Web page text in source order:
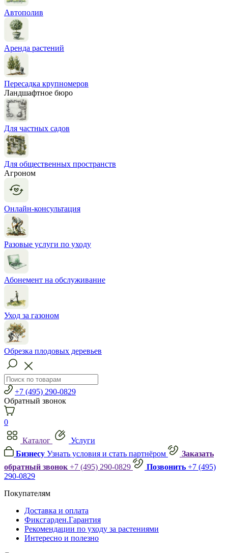
Автополив
Аренда растений
Пересадка крупномеров
Ландшафтное бюро
Для частных садов
Для общественных пространств
Агроном
Онлайн-консультация
Разовые услуги по уходу
Абонемент на обслуживание
Уход за газоном
Обрезка плодовых деревьев
+7 (495) 290-0829
Обратный звонок
0
Каталог
Услуги
Бизнесу Узнать условия и стать партнёром
Заказать
обратный звонок +7 (495) 290-0829 Позвонить +7 (495)
290-0829
Покупателям
Доставка и оплата
Фиксгарден.Гарантия
Рекомендации по уходу за растениями
Интересно и полезно